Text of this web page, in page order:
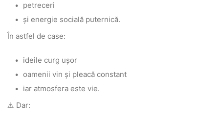
petreceri
și energie socială puternică.
În astfel de case:
ideile curg ușor
oamenii vin și pleacă constant
iar atmosfera este vie.
⚠️ Dar: